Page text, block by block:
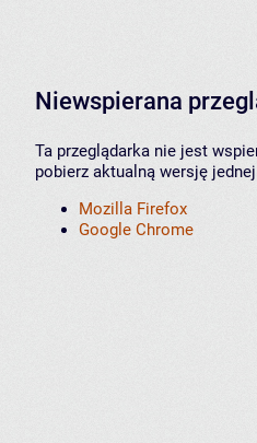
Niewspierana
Ta przeglądarka nie jest
pobierz aktualną wersję
Mozilla Firefox
Google Chrome